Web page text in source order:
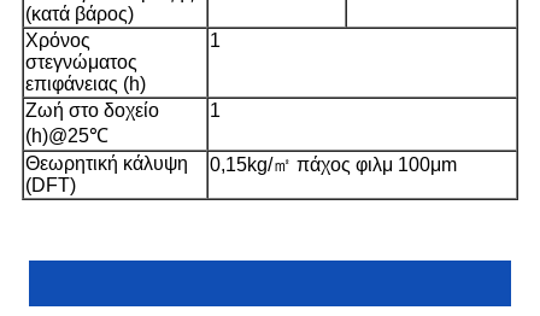
(κατά βάρος)
Χρόνος
στεγνώματος
επιφάνειας (h)
1
Ζωή στο δοχείο
(h)@25℃
1
Θεωρητική κάλυψη
(DFT)
0,15kg/㎡ πάχος φιλμ 100μm